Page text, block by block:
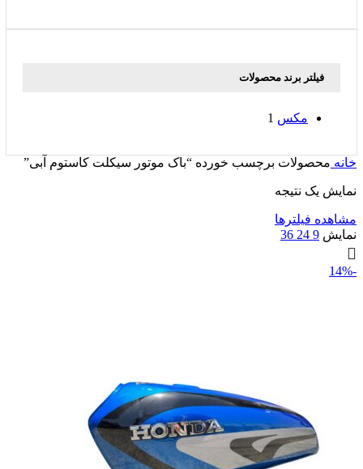
فیلتر برند محصولات
مکس 1
خانه محصولات برچسب خورده “باک موتور سیکلت کاستوم آبی”
نمایش یک نتیجه
مشاهده فیلترها
نمایش 9
24
36
-14%